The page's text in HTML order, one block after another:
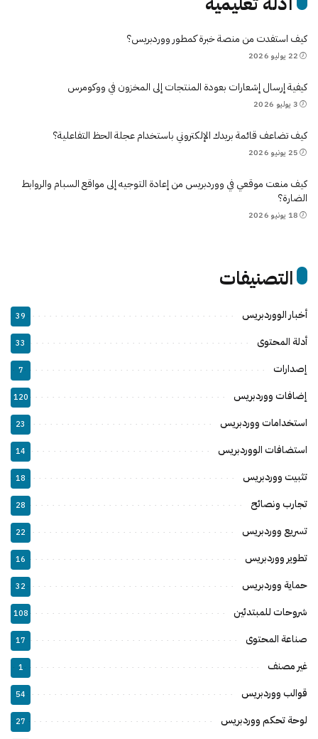
كيف استفدت من منصة خبرة كمطور ووردبريس؟
22 يوليو 2026
كيفية إرسال إشعارات بعودة المنتجات إلى المخزون في ووكومرس
3 يوليو 2026
كيف تضاعف قائمة بريدك الإلكتروني باستخدام عجلة الحظ التفاعلية؟
25 يونيو 2026
كيف منعت موقعي في ووردبريس من إعادة التوجيه إلى مواقع السبام والروابط
الضارة؟
18 يونيو 2026
التصنيفات
أخبار الووردبريس 39
أدلة المحتوى 33
إصدارات 7
إضافات ووردبريس 120
استخدامات ووردبريس 23
استضافات الووردبريس 14
تثبيت ووردبريس 18
تجارب ونصائح 28
تسريع ووردبريس 22
تطوير ووردبريس 16
حماية ووردبريس 32
شروحات للمبتدئين 108
صناعة المحتوى 17
غير مصنف 1
قوالب ووردبريس 54
لوحة تحكم ووردبريس 27